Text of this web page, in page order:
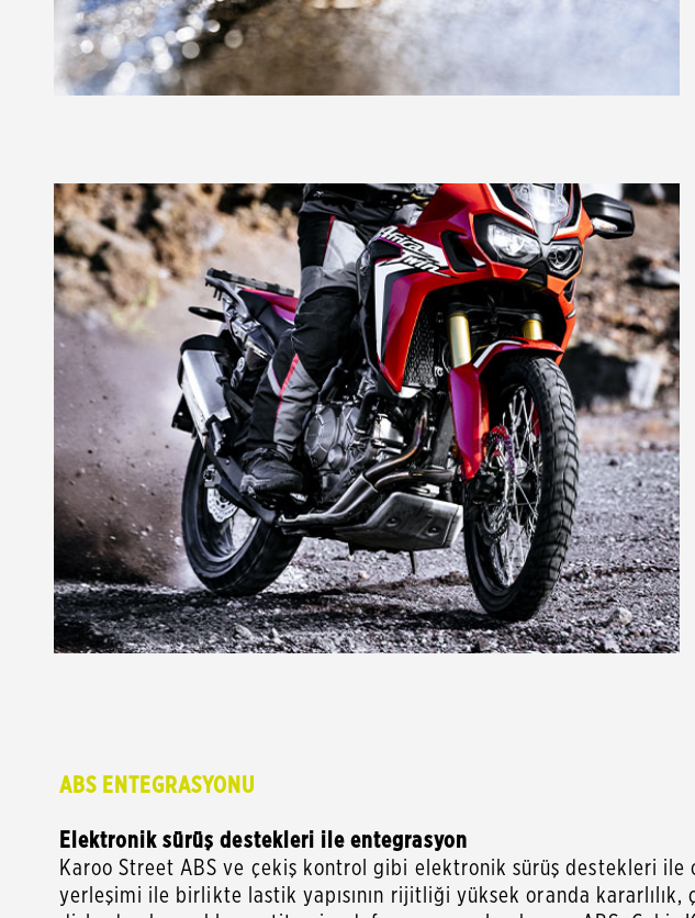
ABS ENTEGRASYONU
Elektronik sürüş destekleri ile entegrasyon
Karoo Street ABS ve çekiş kontrol gibi elektronik sürüş destekleri
yerleşimi ile birlikte lastik yapısının rijitliği yüksek oranda